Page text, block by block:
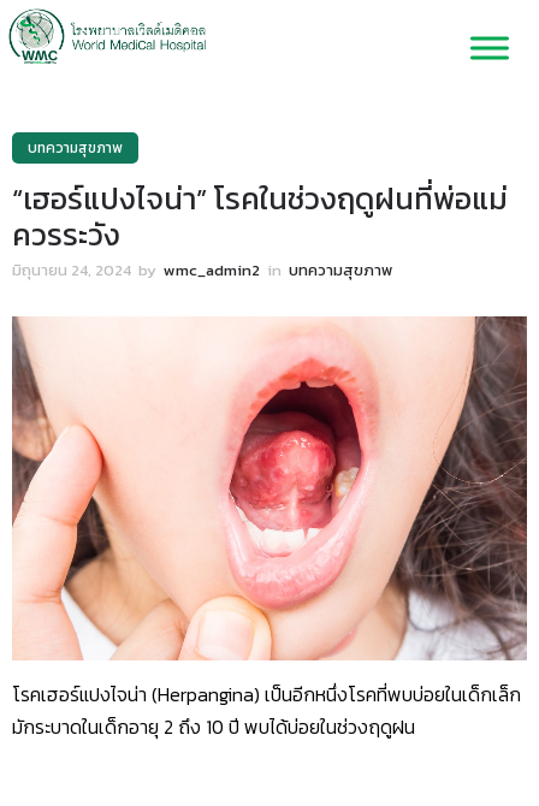
บทความสุขภาพ
“เฮอร์แปงไจน่า” โรคในช่วงฤดูฝนที่พ่อแม่
ควรระวัง
มิถุนายน 24, 2024 by wmc_admin2 in บทความสุขภาพ
โรคเฮอร์แปงไจน่า (Herpangina) เป็นอีกหนึ่งโรคที่พบบ่อยในเด็กเล็ก
มักระบาดในเด็กอายุ 2 ถึง 10 ปี พบได้บ่อยในช่วงฤดูฝน